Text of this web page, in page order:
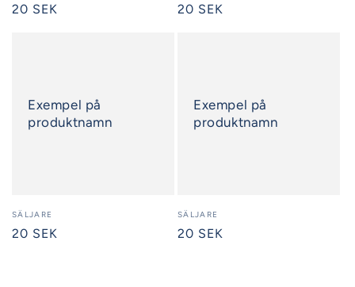
Ordinarie
20 SEK
Ordinarie
20 SEK
Exempel på
produktnamn
Säljare:
SÄLJARE
Ordinarie
20 SEK
Exempel på
produktnamn
Säljare:
SÄLJARE
Ordinarie
20 SEK